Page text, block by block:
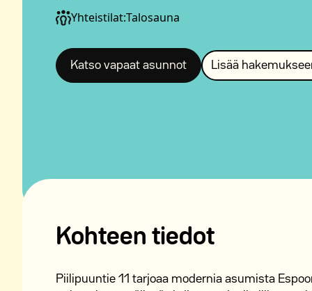
Yhteistilat:Talosauna
Katso vapaat asunnot Lisää
Kohteen tiedot
Piilipuuntie 11 tarjoaa modernia asumista